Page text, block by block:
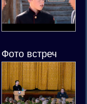
Фото встреч